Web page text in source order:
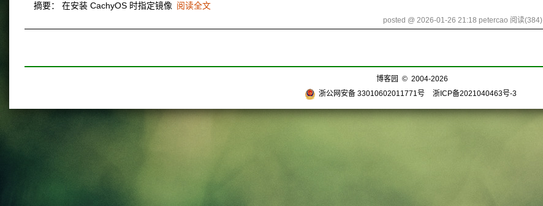
摘要： 在安装 CachyOS 时指定镜像 阅读全文
posted @ 2026-01-26 21:18 petercao 阅读(384)
博客园 © 2004-2026
浙公网安备 33010602011771号
浙ICP备2021040463号-3